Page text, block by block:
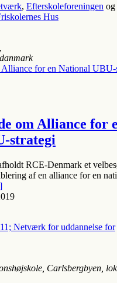
, Efterskoleforeningen og
Hus
om Alliance for
strategi
RCE-Denmark et
af en alliance for en
Netværk for uddannelse for
Carlsbergbyen,